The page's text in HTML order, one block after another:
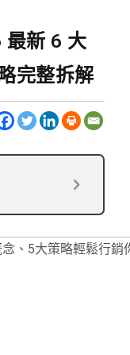
最新 6 大
完整拆解